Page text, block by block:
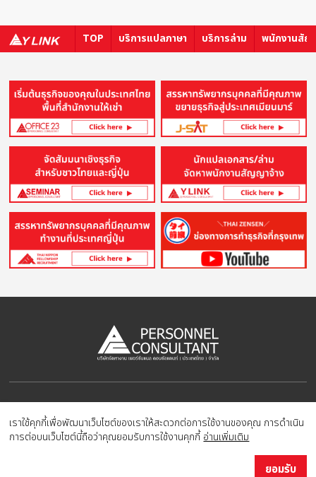
TOP บริการแปลภาษา บริการล่าม พนักงานสัญ
All Rights Reserved.
เราใช้คุกกี้เพื่อพัฒนาเว็บไซต์ของเราให้สะดวกต่อการใช้งานของคุณ การดำเนิน
การต่อบนเว็บไซต์นี้ถือว่าคุณยอมรับการใช้งานคุกกี้ อ่านเพิ่มเติม
ยอมรับ